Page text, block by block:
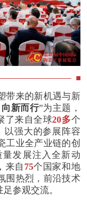
长
会长
理事长
会理事长
芦溪强盛电瓷
会长、醴陵华
长
带来的新机遇与新
向新而行”为主题，
了来自全球20多个
以强大的参展阵容
工业全产业链的创
发展注入全新动
来自 75个国家和地
围热烈，前沿技术
参观交流。